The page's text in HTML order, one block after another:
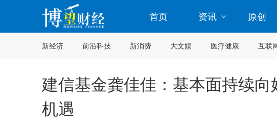
首页 资讯 原创
新经济 前沿科技 新消费 大文娱 医疗健康 互联
建信基金龚佳佳：基本面持续
机遇